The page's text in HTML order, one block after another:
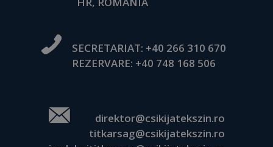
SECRETARIAT: +40 266 310 670
REZERVARE: +40 748 168 506
direktor@csikijatekszin.ro
titkarsag@csikijatekszin.ro